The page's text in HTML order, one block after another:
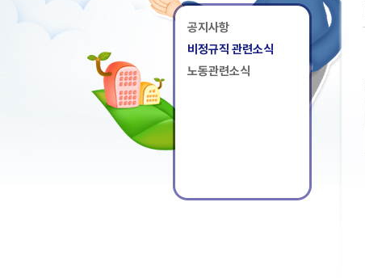
공지사항
비정규직 관련소식
노동관련소식